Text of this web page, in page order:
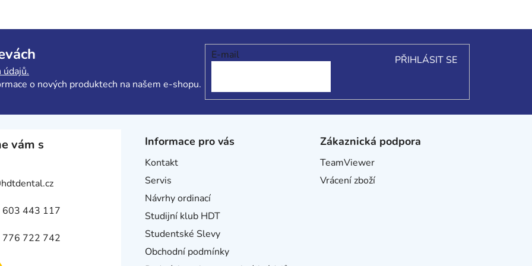
údajů.
o nových produktech na našem e-shopu.
E-mail PŘIHLÁSIT SE
vám s
hdtdental.cz
443 117
722 742
Informace pro vás
Kontakt
Servis
Návrhy ordinací
Studijní klub HDT
Studentské Slevy
Obchodní podmínky
Zákaznická podpora
TeamViewer
Vrácení zboží